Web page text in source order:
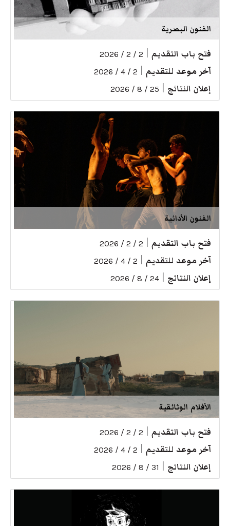
الفنون البصرية
فتح باب التقديم 2 / 2 / 2026
آخر موعد للتقديم 2 / 4 / 2026
إعلان النتائج 25 / 8 / 2026
الفنون الأدائية
فتح باب التقديم 2 / 2 / 2026
آخر موعد للتقديم 2 / 4 / 2026
إعلان النتائج 24 / 8 / 2026
الأفلام الوثائقية
فتح باب التقديم 2 / 2 / 2026
آخر موعد للتقديم 2 / 4 / 2026
إعلان النتائج 31 / 8 / 2026